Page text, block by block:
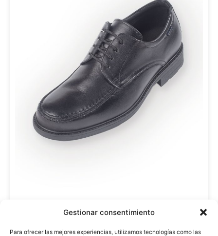
Gestionar consentimiento
Para ofrecer las mejores experiencias, utilizamos tecnologías como las